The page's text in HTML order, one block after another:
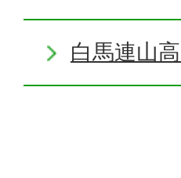
白馬連山